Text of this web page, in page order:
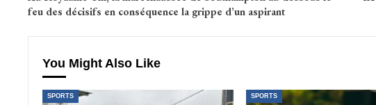
feu des décisifs en conséquence la grippe d’un aspirant
You Might Also Like
SPORTS SPORTS